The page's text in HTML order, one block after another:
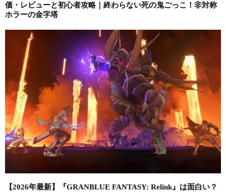
価・レビューと初心者攻略｜終わらない死の鬼ごっこ！非対称
ホラーの金字塔
【2026年最新】『GRANBLUE FANTASY: Relink』は面白い？